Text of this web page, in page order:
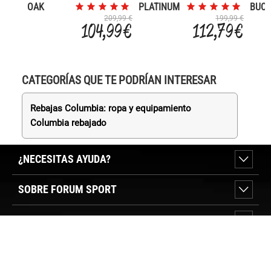
OAK
209,99 €
104,99 €
PLATINUM
199,99 €
112,79 €
CATEGORÍAS QUE TE PODRÍAN INTERESAR
Rebajas Columbia: ropa y equipamiento
Columbia rebajado
¿NECESITAS AYUDA?
SOBRE FORUM SPORT
SECCIONES DESTACADAS